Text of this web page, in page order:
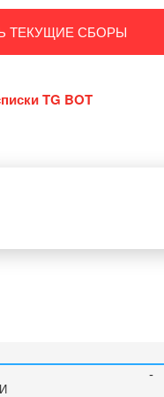
ТЕКУЩИЕ СБОРЫ
TG BOT
-